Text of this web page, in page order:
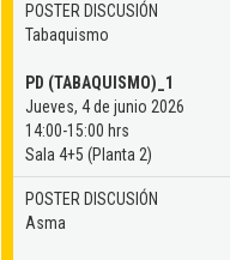
POSTER DISCUSIÓN
Tabaquismo
PD (TABAQUISMO)_1
Jueves, 4 de junio 2026
14:00-15:00 hrs
Sala 4+5 (Planta 2)
POSTER DISCUSIÓN
Asma